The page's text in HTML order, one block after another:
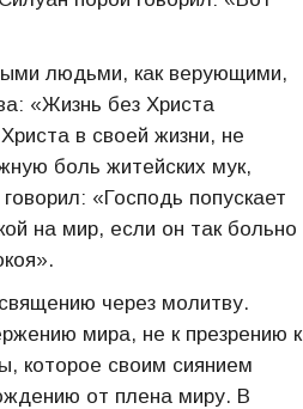
людьми, как верующими,
«Жизнь без Христа
в своей жизни, не
боль житейских мук,
«Господь попускает
на мир, если он так больно
через молитву.
мира, не к презрению к
которое своим сиянием
от плена миру. В